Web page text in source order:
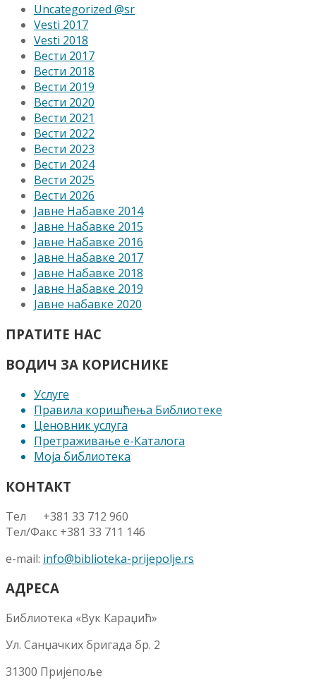
Uncategorized @sr
Vesti 2017
Vesti 2018
Вести 2017
Вести 2018
Вести 2019
Вести 2020
Вести 2021
Вести 2022
Вести 2023
Вести 2024
Вести 2025
Вести 2026
Јавне Набавке 2014
Јавне Набавке 2015
Јавне Набавке 2016
Јавне Набавке 2017
Јавне Набавке 2018
Јавне Набавке 2019
Јавне набавке 2020
ПРАТИТЕ НАС
ВОДИЧ ЗА КОРИСНИКЕ
Услуге
Правила коришћења Библиотеке
Ценовник услуга
Претраживање е-Каталога
Моја библиотека
КОНТАКТ
Тел +381 33 712 960
Тел/Факс +381 33 711 146
e-mail: info@biblioteka-prijepolje.rs
АДРЕСА
Библиотека «Вук Караџић»
Ул. Санџачких бригада бр. 2
31300 Пријепоље